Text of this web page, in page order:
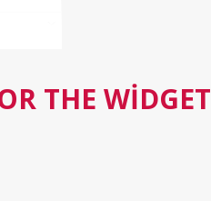
THE WIDGET